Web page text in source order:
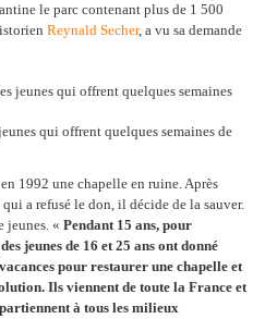
le parc contenant plus de 1 500
Reynald Secher, a vu sa demande
qui offrent quelques semaines de
1992 une chapelle en ruine. Après
a refusé le don, il décide de la sauver.
jeunes. « Pendant 15 ans, pour
jeunes de 16 et 25 ans ont donné
pour restaurer une chapelle et
Ils viennent de toute la France et
à tous les milieux